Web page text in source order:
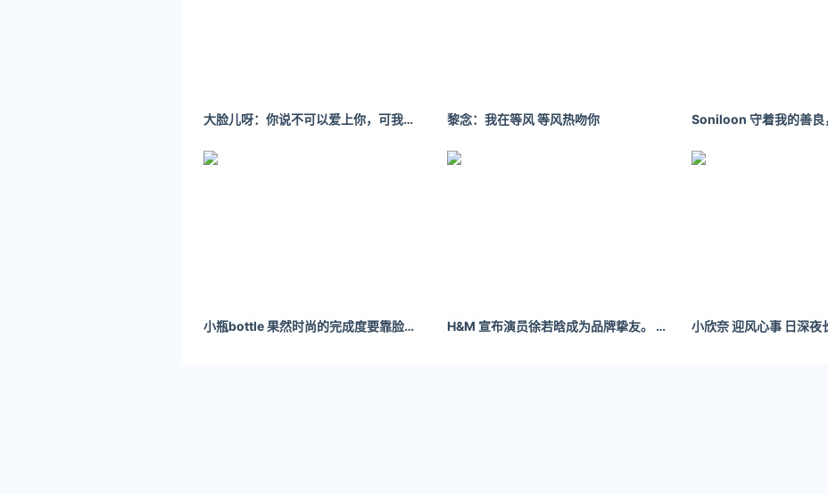
使用选框工具圈选好想要单独处理的区域，再使用变形工具就可以执行缩放、扭曲、翻转等操作。
大脸儿呀：你说不可以爱上你，可我偏偏就爱上你了。 黎念：我在等风 等风热吻你
小瓶bottle 果然时尚的完成度要靠脸，每次半身照都惊为天人，一比全身照就突然暗淡- 小红书 H&M 宣布演员徐若晗成为品牌挚友。 | SocialBeta